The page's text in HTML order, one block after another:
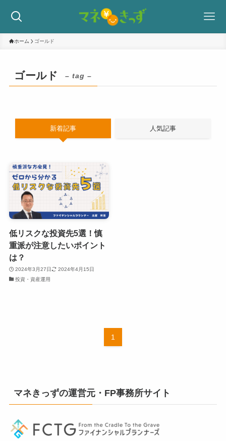
ホーム ゴールド
ゴールド – tag –
新着記事 人気記事
低リスクな投資先5選！慎
重派が注意したいポイント
は？
2024年3月27日
2024年4月15日
投資・資産運用
1
マネきっずの運営元・FP事務所サイト